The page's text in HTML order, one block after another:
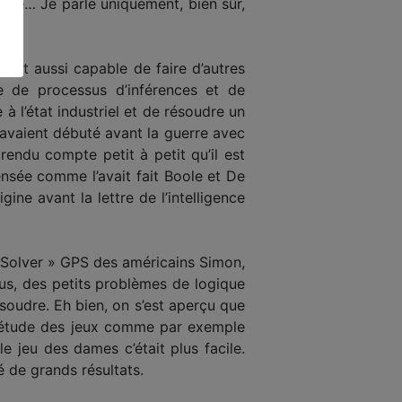
aussi capable de faire d’autres
processus d’inférences et de
l’état industriel et de résoudre un
débuté avant la guerre avec
rendu compte petit à petit qu’il est
comme l’avait fait Boole et De
avant la lettre de l’intelligence
» GPS des américains Simon,
des petits problèmes de logique
Eh bien, on s’est aperçu que
des jeux comme par exemple
jeu des dames c’était plus facile.
de grands résultats.